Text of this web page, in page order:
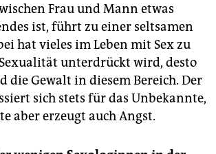
Frau und Mann etwas
ist, führt zu einer seltsamen
hat vieles im Leben mit Sex zu
unterdrückt wird, desto
die Gewalt in diesem Bereich. Der
sich stets für das Unbekannte,
aber erzeugt auch Angst.